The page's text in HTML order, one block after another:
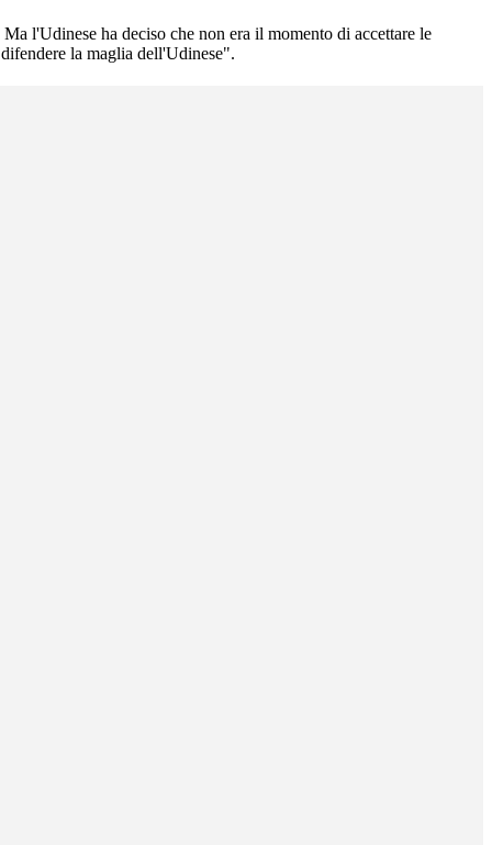
l'Udinese ha deciso che non era il momento di accettare le
la maglia dell'Udinese".